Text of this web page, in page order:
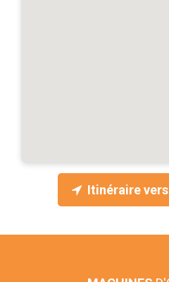
Itinéraire